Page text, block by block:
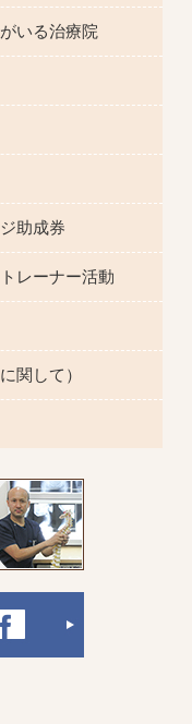
いる治療院
助成券
レーナー活動
関して）